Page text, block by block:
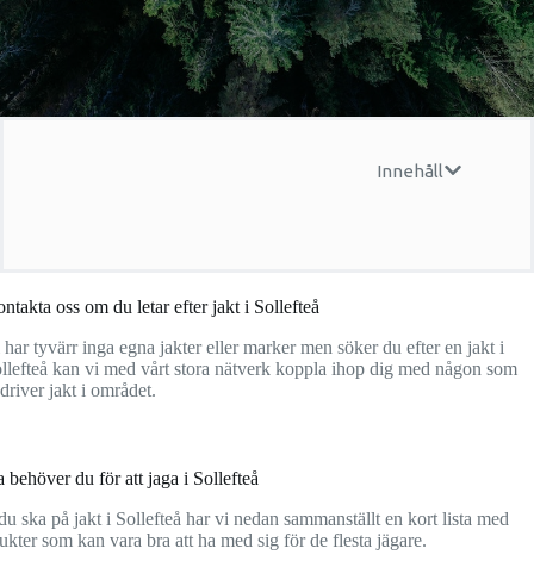
Innehåll
oss om du letar efter jakt i Sollefteå
tyvärr inga egna jakter eller marker men söker du efter en jakt i
kan vi med vårt stora nätverk koppla ihop dig med någon som
jakt i området.
behöver du för att jaga i Sollefteå
ska på jakt i Sollefteå har vi nedan sammanställt en kort lista med
som kan vara bra att ha med sig för de flesta jägare.